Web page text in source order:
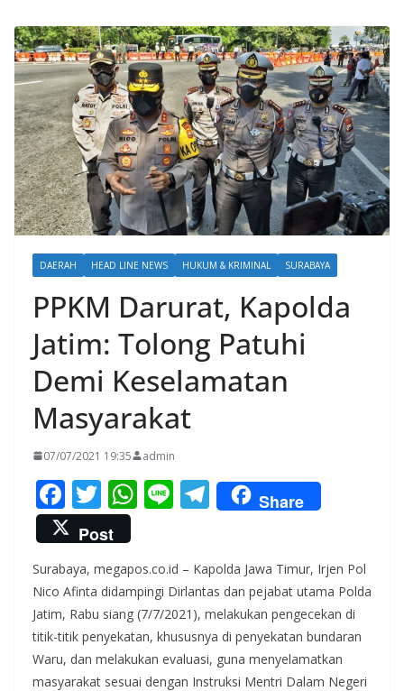
DAERAH HEAD LINE NEWS HUKUM & KRIMINAL SURABAYA
PPKM Darurat, Kapolda
Jatim: Tolong Patuhi
Demi Keselamatan
Masyarakat
07/07/2021 19:35 admin
F
ac
e
b
o
o
k
T
w
itt
er
W
s
A
p
p
Li T
el
gr
a
m
Share
Post
Surabaya, megapos.co.id – Kapolda Jawa Timur, Irjen Pol
Nico Afinta didampingi Dirlantas dan pejabat utama Polda
Jatim, Rabu siang (7/7/2021), melakukan pengecekan di
titik-titik penyekatan, khususnya di penyekatan bundaran
Waru, dan melakukan evaluasi, guna menyelamatkan
masyarakat sesuai dengan Instruksi Mentri Dalam Negeri